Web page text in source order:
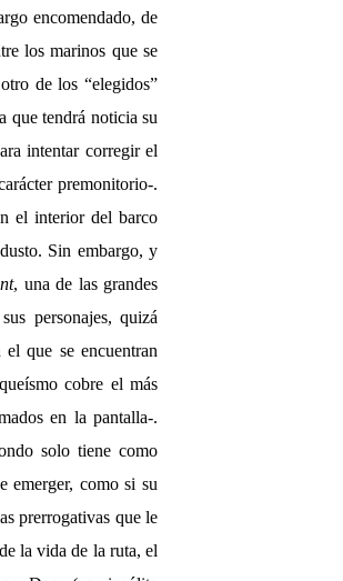
encomendado, de
los marinos que se
de los “elegidos”
que tendrá noticia su
intentar corregir el
premonitorio-.
el interior del barco
Sin embargo, y
, una de las grandes
personajes, quizá
que se encuentran
cobre el más
en la pantalla-.
solo tiene como
emerger, como si su
prerrogativas que le
la vida de la ruta, el